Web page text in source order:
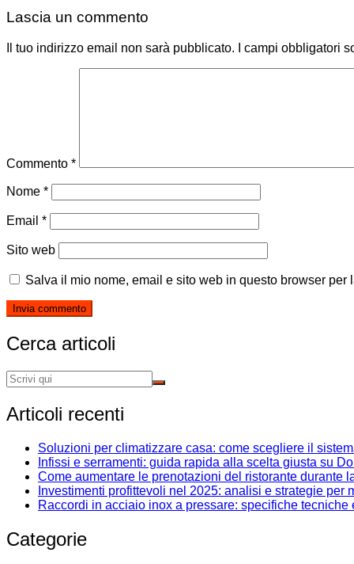
Lascia un commento
Il tuo indirizzo email non sarà pubblicato. I campi obbligatori
Commento *
Nome *
Email *
Sito web
Salva il mio nome, email e sito web in questo browser per
Cerca articoli
Articoli recenti
Soluzioni per climatizzare casa: come scegliere il
Infissi e serramenti: guida rapida alla scelta giusta su
Come aumentare le prenotazioni del ristorante durante
Investimenti profittevoli nel 2025: analisi e strategie per
Raccordi in acciaio inox a pressare: specifiche tecniche
Categorie